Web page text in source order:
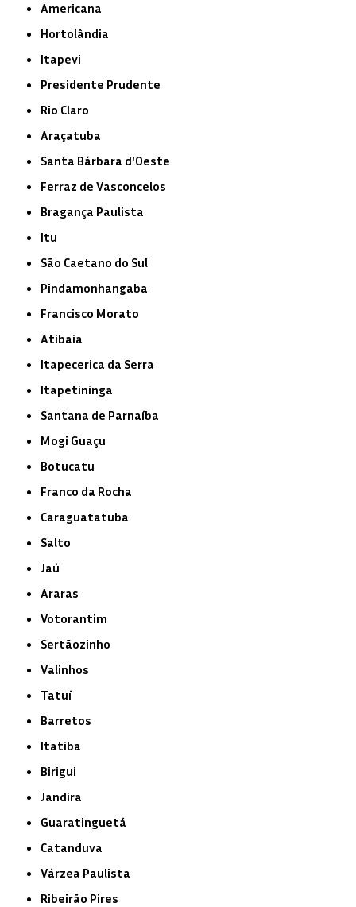
Americana
Hortolândia
Itapevi
Presidente Prudente
Rio Claro
Araçatuba
Santa Bárbara d'Oeste
Ferraz de Vasconcelos
Bragança Paulista
Itu
São Caetano do Sul
Pindamonhangaba
Francisco Morato
Atibaia
Itapecerica da Serra
Itapetininga
Santana de Parnaíba
Mogi Guaçu
Botucatu
Franco da Rocha
Caraguatatuba
Salto
Jaú
Araras
Votorantim
Sertãozinho
Valinhos
Tatuí
Barretos
Itatiba
Birigui
Jandira
Guaratinguetá
Catanduva
Várzea Paulista
Ribeirão Pires